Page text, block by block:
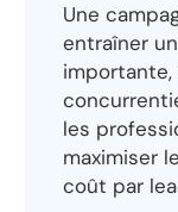
Une
entraîner
les
maximiser
coût par